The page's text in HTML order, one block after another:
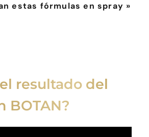
estas fórmulas en spray »
resultado del
BOTAN?